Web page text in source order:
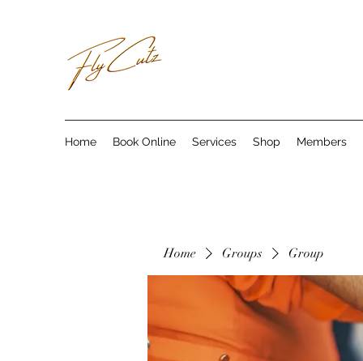
Home Book Online Services Shop Members
Home Groups Group